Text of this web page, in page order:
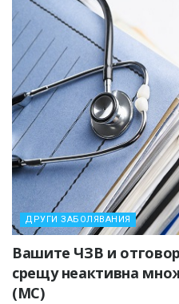
ДРУГИ ЗАБОЛЯВАНИЯ
Вашите ЧЗВ и
срещу неактивна
(МС)